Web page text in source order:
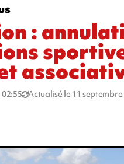
:
Actualisé le 11 septembre